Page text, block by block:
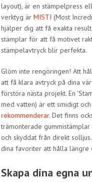
layout), är en stämpelpress
verktyg är MISTI (Most
hjälper dig att få exakta
stämplar för att få motivet
stämpelavtryck blir perfekta.
Glöm inte rengöringen! Att
att få klara avtryck på dina
förstöra nästa projekt. En
med vatten) är ett smidigt
rekommenderar. Det finns
trämonterade
och skyddat från direkt
dina favoriter att hålla längre
Skapa dina egna